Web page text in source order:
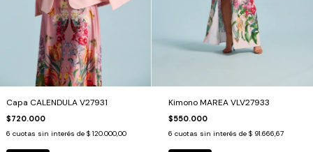
Capa CALENDULA V27931
$720.000
6 cuotas sin interés de $ 120.000,00
Kimono MAREA VLV27933
$550.000
6 cuotas sin interés de $ 91.666,67